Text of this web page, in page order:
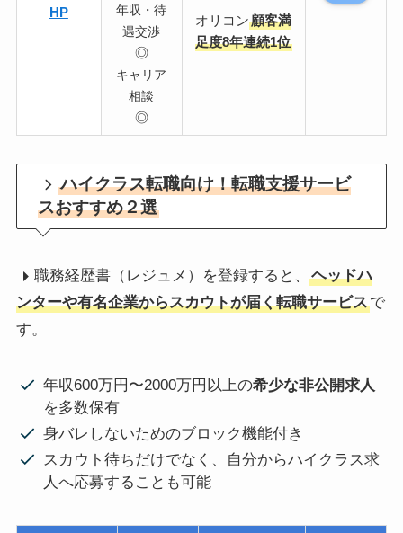
HP
年収・待
遇交渉
◎
キャリア
相談
◎
オリコン顧客満
足度8年連続1位
ハイクラス転職向け！転職支援サービ
スおすすめ２選
職務経歴書（レジュメ）を登録すると、ヘッドハ
ンターや有名企業からスカウトが届く転職サービスで
す。
年収600万円〜2000万円以上の希少な非公開求人
を多数保有
身バレしないためのブロック機能付き
スカウト待ちだけでなく、自分からハイクラス求
人へ応募することも可能